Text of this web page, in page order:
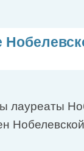
лауреаты